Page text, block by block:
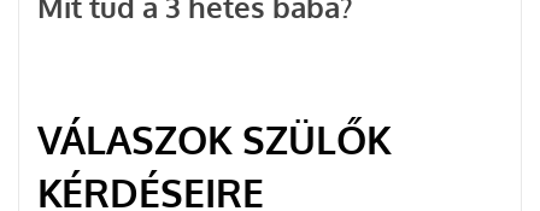
VÁLASZOK SZÜLŐK
KÉRDÉSEIRE